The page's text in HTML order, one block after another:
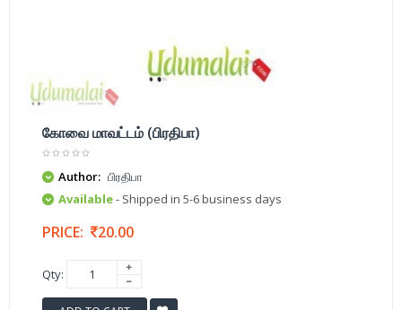
கோவை மாவட்டம் (பிரதிபா)
Author: பிரதிபா
Available- Shipped in 5-6 business days
PRICE: 20.00
Qty: